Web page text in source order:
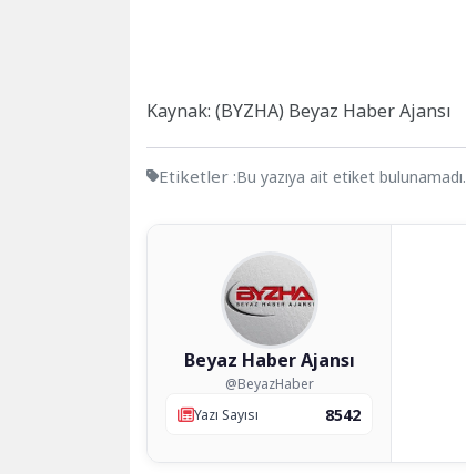
Kaynak: (BYZHA) Beyaz Haber Ajansı
Etiketler :Bu yazıya ait etiket bulunamadı.
Beyaz Haber Ajansı
@BeyazHaber
Yazı Sayısı
8542